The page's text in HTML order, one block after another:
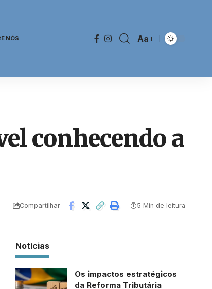
NÓS Aa
conhecendo a
Compartilhar 5 Min de leitura
Notícias
Os impactos estratégicos
da Reforma Tributária